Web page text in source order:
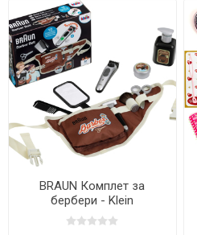
BRAUN Комплет за
бербери - Klein